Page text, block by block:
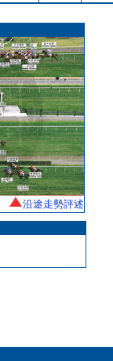
沿途走勢評述